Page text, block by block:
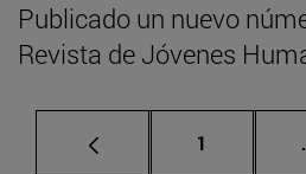
Publicado un nuevo
Revista de Jóvenes
Página
1